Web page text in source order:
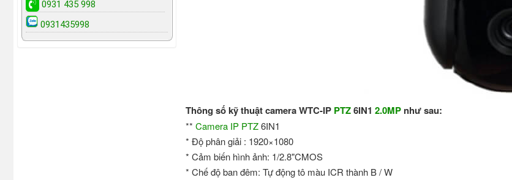
Thông số kỹ thuật camera WTC-IP PTZ6IN12.0MP như sau:
**Camera IP PTZ6IN1
* Độ phân giải : 1920×1080
* Cảm biến hình ảnh: 1/2.8"CMOS
* Chế độ ban đêm: Tự động tô màu ICR thành B / W
0931 435 998
0931435998